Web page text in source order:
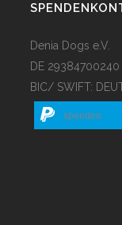
Denia Dogs e.V.
DE
BIC/ SWIFT:
spenden